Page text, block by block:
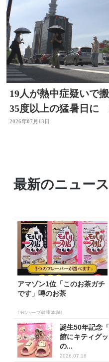
19人が熱中症疑いで
35度以上の猛暑日に
ラート”発表
2026年07月13日
最新のニュース
アマゾン1位「このお茶ガチ
です」噂のお茶
PR(ハーブ健康本舗)
誕生50年記念
館にキティグ
の...
2026.07.16